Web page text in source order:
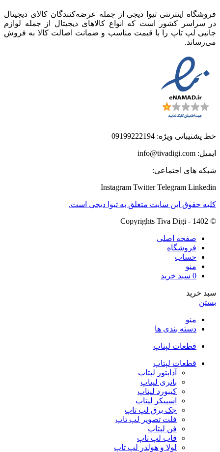
فروشگاه اینترنتی تیوا دیجی از جمله عرضه‌کنندگان کالای دیجیتال
در سراسر کشور است که انواع کالاهای دیجیتال از جمله لوازم
جانبی لپ تاپ را با قیمت مناسب و ضمانت اصالت کالا به فروش
می‌رساند.
خط پشتیبانی ویژه: 09199222194
ایمیل: info@tivadigi.com
شبکه های اجتماعی:
Instagram Twitter Telegram Linkedin
کلیه حقوق این سایت متعلق به تیوا دیجی است.
© Copyrights Tiva Digi - 1402
صفحه اصلی
فروشگاه
حساب
منو
0 سبد خرید
سبد خرید
بستن
منو
دسته بندی ها
قطعات لپتاپ
قطعات لپتاپ
آداپتور لپتاپ
باتری لپتاپ
کیبورد لپتاپ
اسپیکر لپتاپ
جک برق لپ تاپ
فلت تصویر لپ تاپ
فن لپتاپ
قاب لپ تاپ
لولا و هولدر لپ تاپ